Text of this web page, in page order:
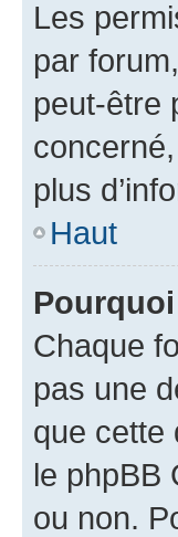
Les
par
peut-être
plus
Haut
Chaque
pas une
que cette
le phpBB
ou non.